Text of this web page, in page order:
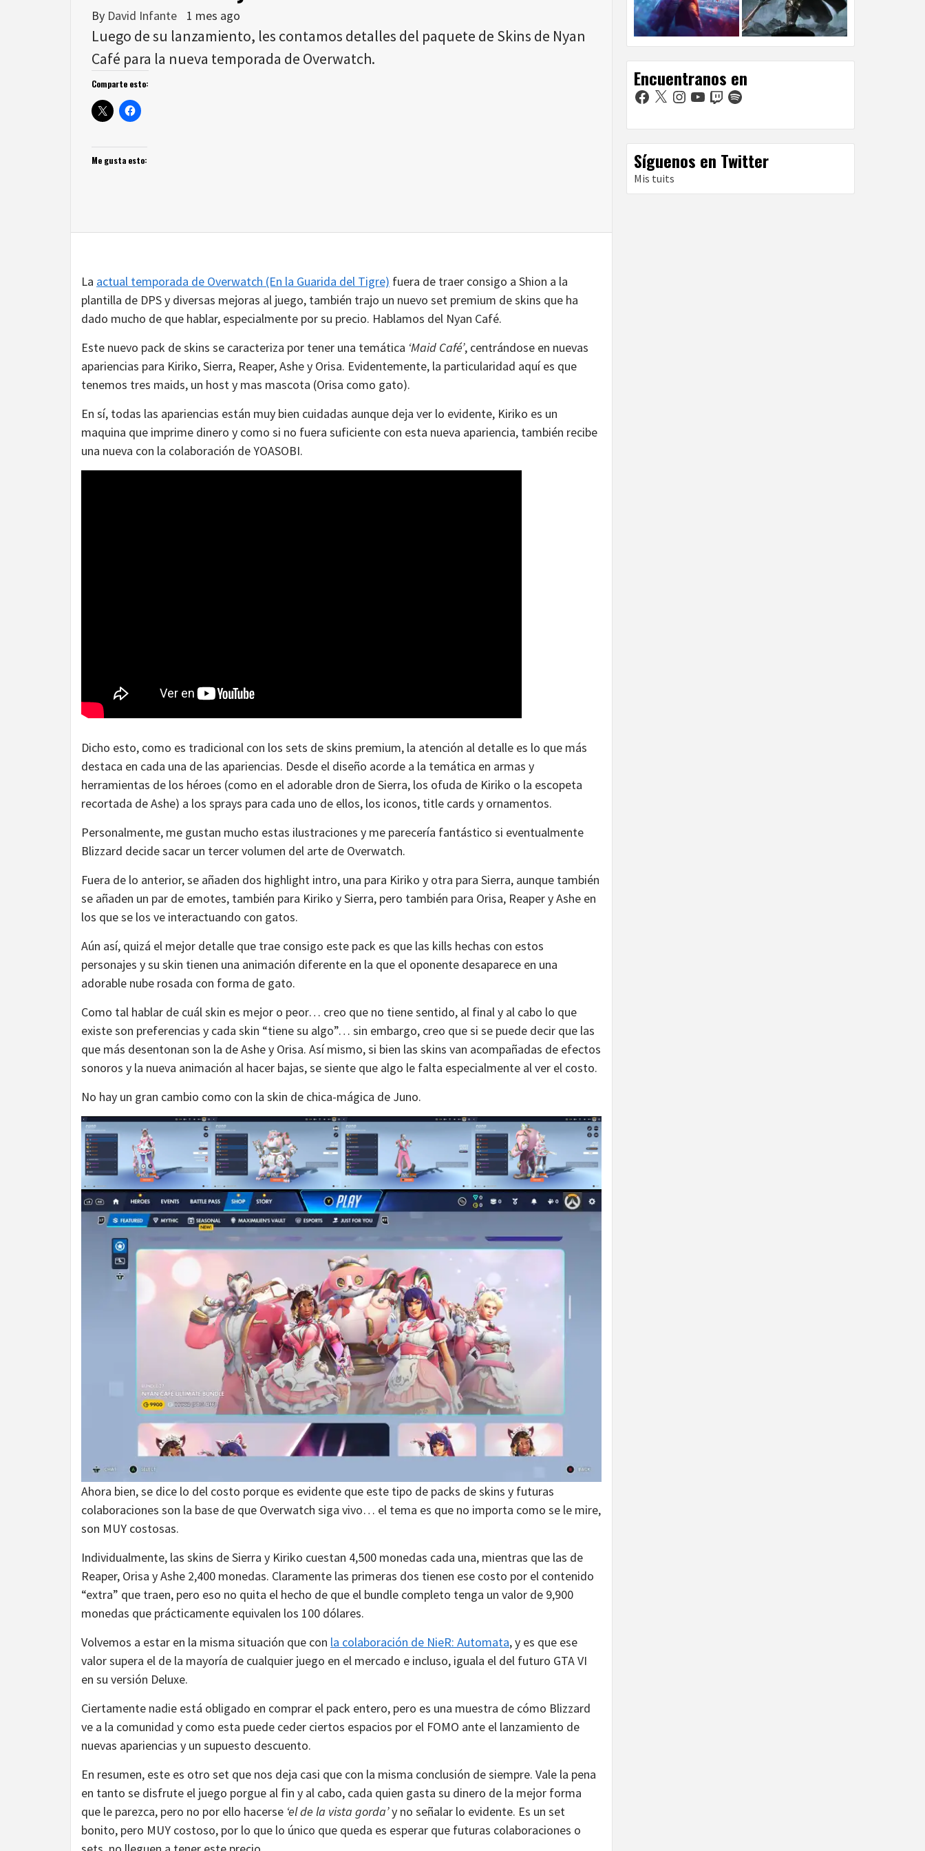
By David Infante 1 mes ago
Luego de su lanzamiento, les contamos detalles del paquete de Skins de Nyan
Café para la nueva temporada de Overwatch.
Comparte esto:
Me gusta esto:
La actual temporada de Overwatch (En la Guarida del Tigre) fuera de traer consigo a Shion a la
plantilla de DPS y diversas mejoras al juego, también trajo un nuevo set premium de skins que ha
dado mucho de que hablar, especialmente por su precio. Hablamos del Nyan Café.
Este nuevo pack de skins se caracteriza por tener una temática ‘Maid Café’, centrándose en nuevas
apariencias para Kiriko, Sierra, Reaper, Ashe y Orisa. Evidentemente, la particularidad aquí es que
tenemos tres maids, un host y mas mascota (Orisa como gato).
En sí, todas las apariencias están muy bien cuidadas aunque deja ver lo evidente, Kiriko es un
maquina que imprime dinero y como si no fuera suficiente con esta nueva apariencia, también recibe
una nueva con la colaboración de YOASOBI.
Dicho esto, como es tradicional con los sets de skins premium, la atención al detalle es lo que más
destaca en cada una de las apariencias. Desde el diseño acorde a la temática en armas y
herramientas de los héroes (como en el adorable dron de Sierra, los ofuda de Kiriko o la escopeta
recortada de Ashe) a los sprays para cada uno de ellos, los iconos, title cards y ornamentos.
Personalmente, me gustan mucho estas ilustraciones y me parecería fantástico si eventualmente
Blizzard decide sacar un tercer volumen del arte de Overwatch.
Fuera de lo anterior, se añaden dos highlight intro, una para Kiriko y otra para Sierra, aunque también
se añaden un par de emotes, también para Kiriko y Sierra, pero también para Orisa, Reaper y Ashe en
los que se los ve interactuando con gatos.
Aún así, quizá el mejor detalle que trae consigo este pack es que las kills hechas con estos
personajes y su skin tienen una animación diferente en la que el oponente desaparece en una
adorable nube rosada con forma de gato.
Como tal hablar de cuál skin es mejor o peor… creo que no tiene sentido, al final y al cabo lo que
existe son preferencias y cada skin “tiene su algo”… sin embargo, creo que si se puede decir que las
que más desentonan son la de Ashe y Orisa. Así mismo, si bien las skins van acompañadas de efectos
sonoros y la nueva animación al hacer bajas, se siente que algo le falta especialmente al ver el costo.
No hay un gran cambio como con la skin de chica-mágica de Juno.
Ahora bien, se dice lo del costo porque es evidente que este tipo de packs de skins y futuras
colaboraciones son la base de que Overwatch siga vivo… el tema es que no importa como se le mire,
son MUY costosas.
Individualmente, las skins de Sierra y Kiriko cuestan 4,500 monedas cada una, mientras que las de
Reaper, Orisa y Ashe 2,400 monedas. Claramente las primeras dos tienen ese costo por el contenido
“extra” que traen, pero eso no quita el hecho de que el bundle completo tenga un valor de 9,900
monedas que prácticamente equivalen los 100 dólares.
Volvemos a estar en la misma situación que con la colaboración de NieR: Automata, y es que ese
valor supera el de la mayoría de cualquier juego en el mercado e incluso, iguala el del futuro GTA VI
en su versión Deluxe.
Ciertamente nadie está obligado en comprar el pack entero, pero es una muestra de cómo Blizzard
ve a la comunidad y como esta puede ceder ciertos espacios por el FOMO ante el lanzamiento de
nuevas apariencias y un supuesto descuento.
En resumen, este es otro set que nos deja casi que con la misma conclusión de siempre. Vale la pena
en tanto se disfrute el juego porgue al fin y al cabo, cada quien gasta su dinero de la mejor forma
que le parezca, pero no por ello hacerse ‘el de la vista gorda’y no señalar lo evidente. Es un set
bonito, pero MUY costoso, por lo que lo único que queda es esperar que futuras colaboraciones o
Encuentranos en
Facebook
X Instagram
YouTubeTwitchSpotify
Síguenos en Twitter
Mis tuits